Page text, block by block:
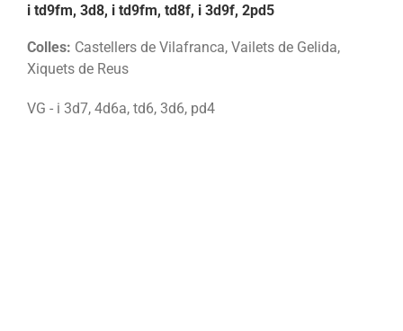
i td9fm, 3d8, i td9fm, td8f, i 3d9f, 2pd5
Colles: Castellers de Vilafranca, Vailets de Gelida,
Xiquets de Reus
VG - i 3d7, 4d6a, td6, 3d6, pd4